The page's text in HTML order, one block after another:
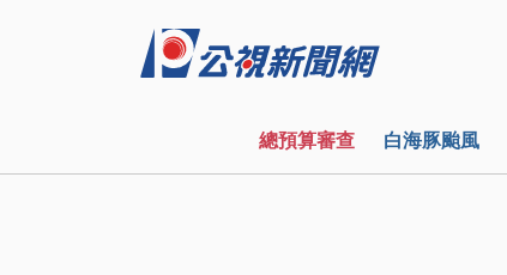
總預算審查 白海豚颱風